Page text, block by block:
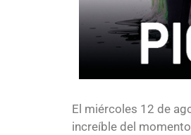
El miércoles 12 de
increíble del